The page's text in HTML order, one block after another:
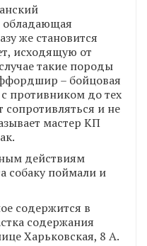
обладающая
же становится
исходящую от
такие породы
– бойцовая
противником до тех
сопротивляться и не
мастер КП
действиям
собаку поймали и
содержится в
содержания
Харьковская, 8 А.